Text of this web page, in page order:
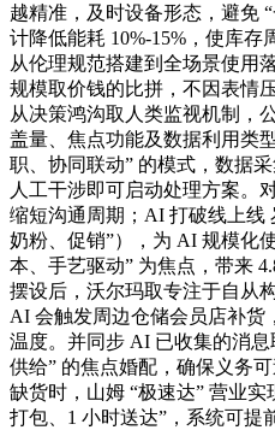
越精准，及时设备形态，避免
计降低能耗 10%-15%，使库存
从伦理规范搭建到全场景使用
规模取价钱的比拼，不因表情
从决策鸿沟取人类监视机制，
盖量、焦点功能及数据利用类
职、协同联动” 的模式，数据
人工干涉即可启动处理方案。
缩短沟通周期；AI 打破线上线
奶粉、促销”），为 AI 规模化
本、手艺驱动” 为焦点，带来
摆设后，沃尔玛取专注于自从
AI 会触发周边仓储会员店补货
温度。并同步 AI 已收集的消
供给” 的焦点婚配，确保义务
缺货时，山姆 “极速达” 营业
打包、1 小时送达”，系统可提